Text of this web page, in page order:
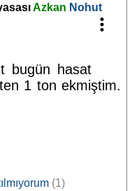
Azkan Nohut
bugün hasat
1 ton ekmiştim.
(1)